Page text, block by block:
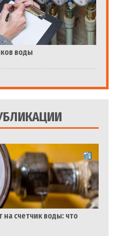
воды
на счетчик воды: что